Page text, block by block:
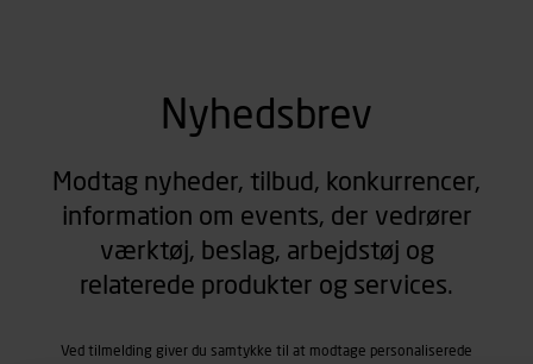
Nyhedsbrev
Modtag nyheder, tilbud, konkurrencer,
information om events, der vedrører
værktøj, beslag, arbejdstøj og
relaterede produkter og services.
Ved tilmelding giver du samtykke til at modtage personaliserede